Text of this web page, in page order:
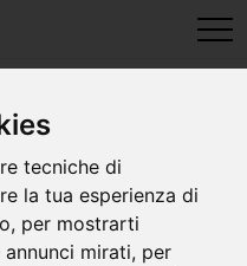
tecniche di
la tua esperienza di
per mostrarti
mirati, per